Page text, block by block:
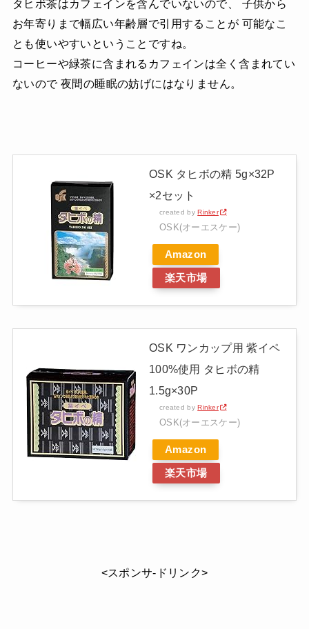
タヒボ茶はカフェインを含んでいないので、 子供から
お年寄りまで幅広い年齢層で引用することが 可能なこ
とも使いやすいということですね。
コーヒーや緑茶に含まれるカフェインは全く含まれてい
ないので 夜間の睡眠の妨げにはなりません。
OSK タヒボの精 5g×32P
×2セット
created by Rinker
OSK(オーエスケー)
Amazon
楽天市場
OSK ワンカップ用 紫イペ
100%使用 タヒボの精
1.5g×30P
created by Rinker
OSK(オーエスケー)
Amazon
楽天市場
<スポンサ-ドリンク>